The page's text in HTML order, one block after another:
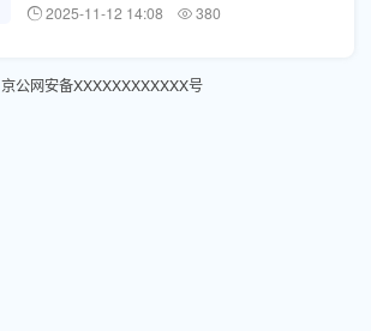
2025-11-12 14:08 380
京公网安备XXXXXXXXXXXX号